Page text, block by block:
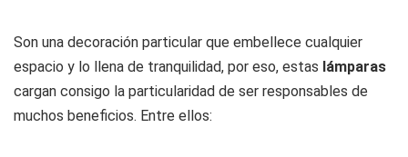
Son una decoración particular que embellece cualquier
espacio y lo llena de tranquilidad, por eso, estas lámparas
cargan consigo la particularidad de ser responsables de
muchos beneficios. Entre ellos: